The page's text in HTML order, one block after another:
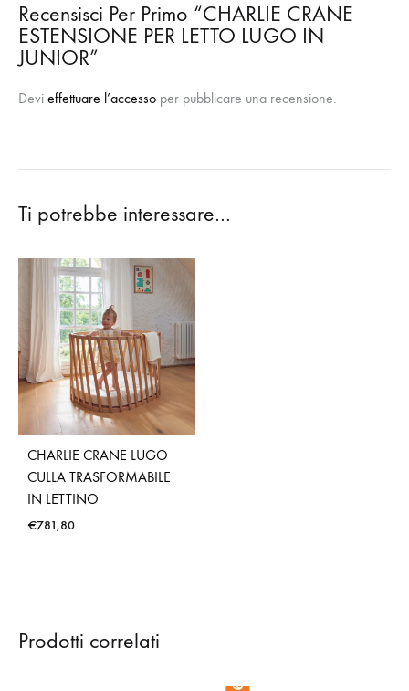
Recensisci Per Primo “CHARLIE CRANE
ESTENSIONE PER LETTO LUGO IN
JUNIOR”
Devi effettuare l’accesso per pubblicare una recensione.
Ti potrebbe interessare…
CHARLIE CRANE LUGO
CULLA TRASFORMABILE
IN LETTINO
€781,80
Prodotti correlati